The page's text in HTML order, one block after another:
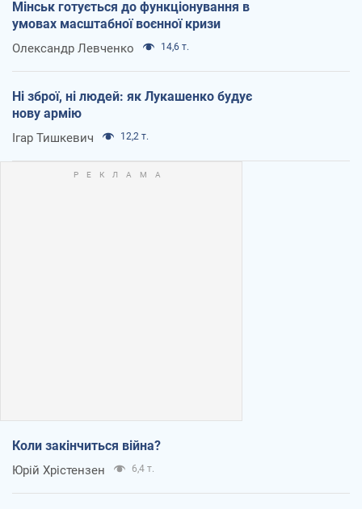
Мінськ готується до функціонування в
умовах масштабної воєнної кризи
Олександр Левченко 14,6 т.
Ні зброї, ні людей: як Лукашенко будує
нову армію
Ігар Тишкевич 12,2 т.
Коли закінчиться війна?
Юрій Хрістензен 6,4 т.